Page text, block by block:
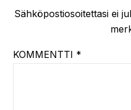
Sähköpostiosoitettasi ei
KOMMENTTI *